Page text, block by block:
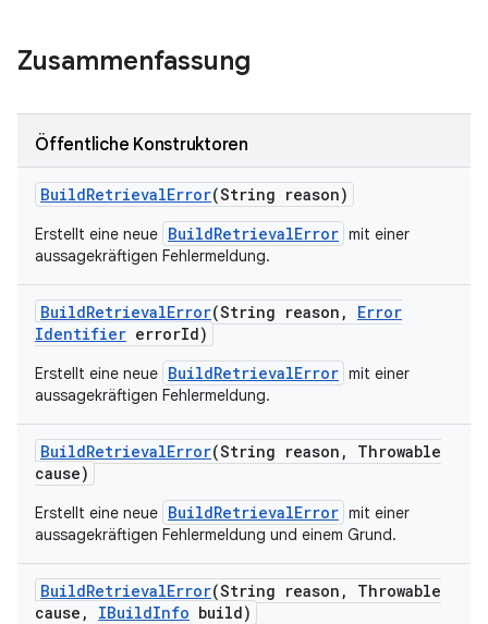
Zusammenfassung
Öffentliche Konstruktoren
BuildRetrievalError(String reason)
Erstellt eine neue BuildRetrievalError mit einer
aussagekräftigen Fehlermeldung.
BuildRetrievalError(String reason ,
Error
Identifier errorId)
Erstellt eine neue BuildRetrievalError mit einer
aussagekräftigen Fehlermeldung.
BuildRetrievalError(String reason ,
Throwable
cause)
Erstellt eine neue BuildRetrievalError mit einer
aussagekräftigen Fehlermeldung und einem Grund.
BuildRetrievalError(String reason ,
Throwable
cause , IBuildInfo build)